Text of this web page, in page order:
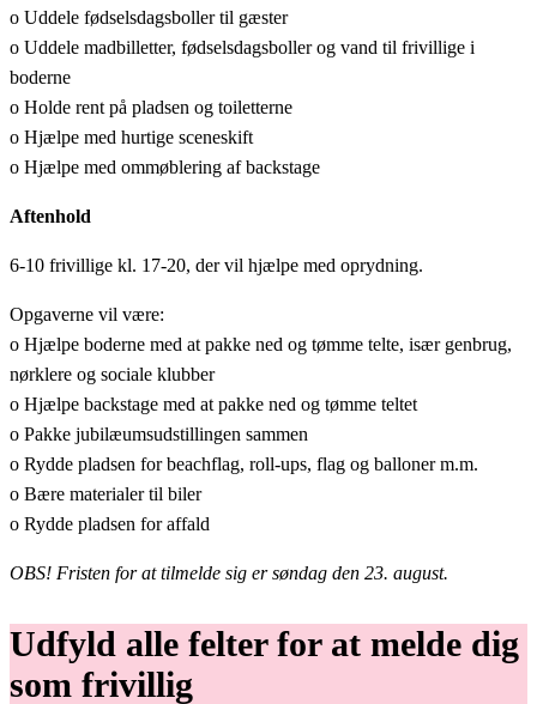
o Uddele fødselsdagsboller til gæster
o Uddele madbilletter, fødselsdagsboller og vand til frivillige i
boderne
o Holde rent på pladsen og toiletterne
o Hjælpe med hurtige sceneskift
o Hjælpe med ommøblering af backstage
Aftenhold
6-10 frivillige kl. 17-20, der vil hjælpe med oprydning.
Opgaverne vil være:
o Hjælpe boderne med at pakke ned og tømme telte, især genbrug,
nørklere og sociale klubber
o Hjælpe backstage med at pakke ned og tømme teltet
o Pakke jubilæumsudstillingen sammen
o Rydde pladsen for beachflag, roll-ups, flag og balloner m.m.
o Bære materialer til biler
o Rydde pladsen for affald
OBS! Fristen for at tilmelde sig er søndag den 23. august.
Udfyld alle felter for at melde dig
som frivillig